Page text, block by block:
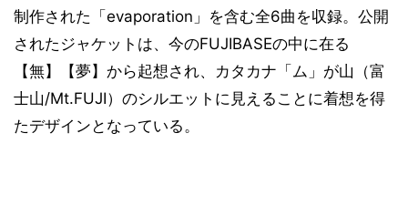
制作された「evaporation」を含む全6曲を収録。公開
されたジャケットは、今のFUJIBASEの中に在る
【無】【夢】から起想され、カタカナ「ム」が山（富
士山/Mt.FUJI）のシルエットに見えることに着想を得
たデザインとなっている。